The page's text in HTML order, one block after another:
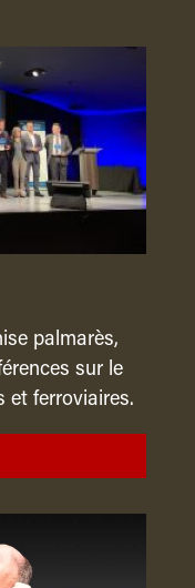
palmarès,
sur le
et ferroviaires.